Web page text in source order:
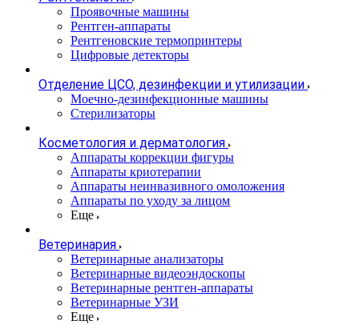
Проявочные машины
Рентген-аппараты
Рентгеновские термопринтеры
Цифровые детекторы
Отделение ЦСО, дезинфекции и утилизации
Моечно-дезинфекционные машины
Стерилизаторы
Косметология и дерматология
Аппараты коррекции фигуры
Аппараты криотерапии
Аппараты неинвазивного омоложения
Аппараты по уходу за лицом
Еще
Ветеринария
Ветеринарные анализаторы
Ветеринарные видеоэндоскопы
Ветеринарные рентген-аппараты
Ветеринарные УЗИ
Еще